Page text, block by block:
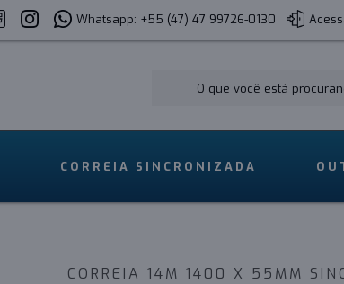
Whatsapp: +55 (47) 47 99726-0130
CORREIA SINCRONIZADA
CORREIA 14M 1400 X 55MM